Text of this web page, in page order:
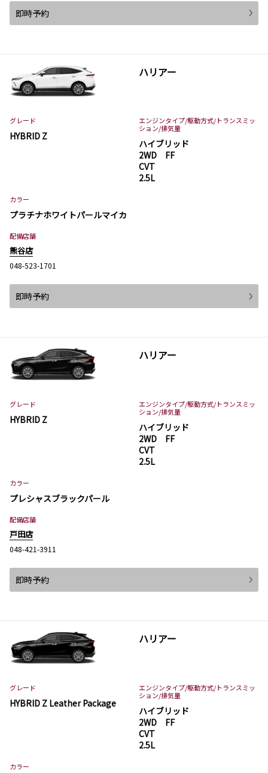
即時予約
ハリアー
グレード
HYBRID Z
エンジンタイプ/駆動方式/トランスミッ
ション/排気量
ハイブリッド
2WD FF
CVT
2.5L
カラー
プラチナホワイトパールマイカ
配備店舗
熊谷店
048-523-1701
即時予約
ハリアー
グレード
HYBRID Z
エンジンタイプ/駆動方式/トランスミッ
ション/排気量
ハイブリッド
2WD FF
CVT
2.5L
カラー
プレシャスブラックパール
配備店舗
戸田店
048-421-3911
即時予約
ハリアー
グレード
HYBRID Z Leather Package
エンジンタイプ/駆動方式/トランスミッ
ション/排気量
ハイブリッド
2WD FF
CVT
2.5L
カラー